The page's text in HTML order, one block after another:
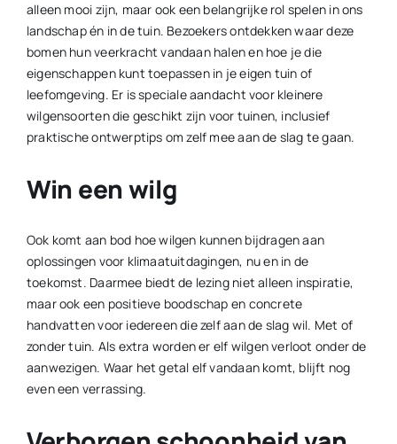
alleen mooi zijn, maar ook een belangrijke rol spelen in ons
landschap én in de tuin. Bezoekers ontdekken waar deze
bomen hun veerkracht vandaan halen en hoe je die
eigenschappen kunt toepassen in je eigen tuin of
leefomgeving. Er is speciale aandacht voor kleinere
wilgensoorten die geschikt zijn voor tuinen, inclusief
praktische ontwerptips om zelf mee aan de slag te gaan.
Win een wilg
Ook komt aan bod hoe wilgen kunnen bijdragen aan
oplossingen voor klimaatuitdagingen, nu en in de
toekomst. Daarmee biedt de lezing niet alleen inspiratie,
maar ook een positieve boodschap en concrete
handvatten voor iedereen die zelf aan de slag wil. Met of
zonder tuin. Als extra worden er elf wilgen verloot onder de
aanwezigen. Waar het getal elf vandaan komt, blijft nog
even een verrassing.